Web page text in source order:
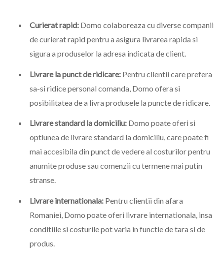
Curierat rapid: Domo colaboreaza cu diverse companii
de curierat rapid pentru a asigura livrarea rapida si
sigura a produselor la adresa indicata de client.
Livrare la punct de ridicare: Pentru clientii care prefera
sa-si ridice personal comanda, Domo ofera si
posibilitatea de a livra produsele la puncte de ridicare.
Livrare standard la domiciliu: Domo poate oferi si
optiunea de livrare standard la domiciliu, care poate fi
mai accesibila din punct de vedere al costurilor pentru
anumite produse sau comenzii cu termene mai putin
stranse.
Livrare internationala: Pentru clientii din afara
Romaniei, Domo poate oferi livrare internationala, insa
conditiile si costurile pot varia in functie de tara si de
produs.